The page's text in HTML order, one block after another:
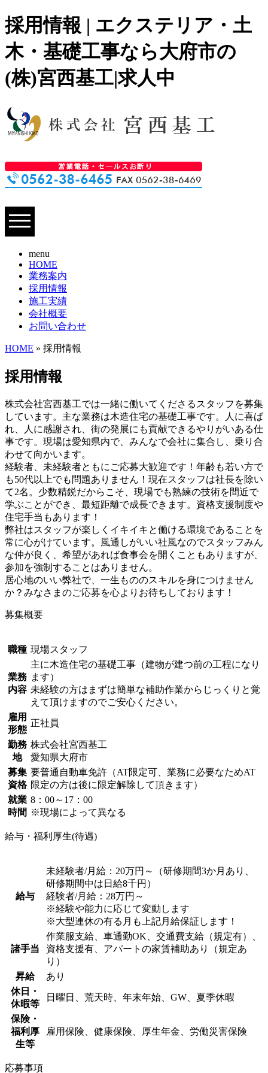
採用情報 | エクステリア・土
木・基礎工事なら大府市の
(株)宮西基工|求人中
menu
HOME
業務案内
採用情報
施工実績
会社概要
お問い合わせ
HOME » 採用情報
採用情報
株式会社宮西基工では一緒に働いてくださるスタッフを募集
しています。主な業務は木造住宅の基礎工事です。人に喜ば
れ、人に感謝され、街の発展にも貢献できるやりがいある仕
事です。現場は愛知県内で、みんなで会社に集合し、乗り合
わせて向かいます。
経験者、未経験者ともにご応募大歓迎です！年齢も若い方で
も50代以上でも問題ありません！現在スタッフは社長を除い
て2名。少数精鋭だからこそ、現場でも熟練の技術を間近で
学ぶことができ、最短距離で成長できます。資格支援制度や
住宅手当もあります！
弊社はスタッフが楽しくイキイキと働ける環境であることを
常に心がけています。風通しがいい社風なのでスタッフみん
な仲が良く、希望があれば食事会を開くこともありますが、
参加を強制することはありません。
居心地のいい弊社で、一生もののスキルを身につけません
か？みなさまのご応募を心よりお待ちしております！
募集概要
職種 現場スタッフ
業務
内容
主に木造住宅の基礎工事（建物が建つ前の工程になり
ます）
未経験の方はまずは簡単な補助作業からじっくりと覚
えて頂けますのでご安心ください。
雇用
形態
正社員
勤務
地
株式会社宮西基工
愛知県大府市
募集
資格
要普通自動車免許（AT限定可、業務に必要なためAT
限定の方は後に限定解除して頂きます）
就業
時間
8：00～17：00
※現場によって異なる
給与・福利厚生(待遇)
給与
未経験者/月給：20万円～（研修期間3か月あり、
研修期間中は日給8千円）
経験者/月給：28万円～
※経験や能力に応じて変動します
※大型連休の有る月も上記月給保証します！
諸手当
作業服支給、車通勤OK、交通費支給（規定有）、
資格支援有、アパートの家賃補助あり（規定あ
り）
昇給
あり
休日・
休暇等
日曜日、荒天時、年末年始、GW、夏季休暇
保険・
福利厚
生等
雇用保険、健康保険、厚生年金、労働災害保険
応募事項